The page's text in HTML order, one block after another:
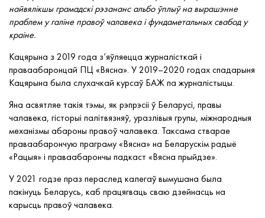
найвялікшы грамадскі рэзананс альбо ўплыў на вырашэнне
праблем у галіне правоў чалавека і фундаметальных свабод у
краіне.
Кацярына з 2019 года з’яўляецца журналісткай і
праваабаронцай ПЦ «Вясна». У 2019–2020 годах спадарыня
Кацярына была слухачкай курсаў БАЖ па журналістыцы.
Яна асвятляе такія тэмы, як рэпрэсіі ў Беларусі, правы
чалавека, гісторыі палітвязняў, уразлівыя групы, міжнародныя
механізмы абароны правоў чалавека. Таксама стварае
праваабарончую праграму «Вясна» на Беларускім радыё
«Рацыя» і праваабарончы падкаст «Вясна прыйдзе».
У 2021 годзе праз пераслед калегаў вымушана была
пакінуць Беларусь, каб працягваць сваю дзейнасць на
карысць правоў чалавека.